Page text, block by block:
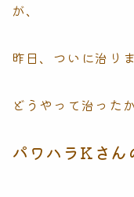
が、
昨日、ついに治り
どうやって治った
パワハラKさん